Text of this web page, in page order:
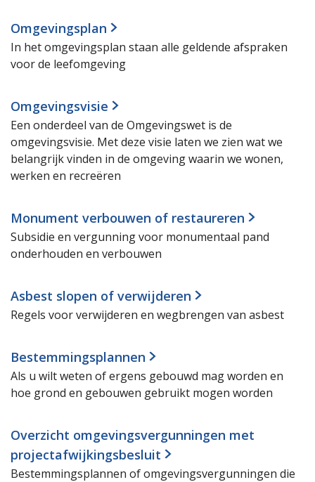
Omgevingsplan
In het omgevingsplan staan alle geldende afspraken
voor de leefomgeving
Omgevingsvisie
Een onderdeel van de Omgevingswet is de
omgevingsvisie. Met deze visie laten we zien wat we
belangrijk vinden in de omgeving waarin we wonen,
werken en recreëren
Monument verbouwen of restaureren
Subsidie en vergunning voor monumentaal pand
onderhouden en verbouwen
Asbest slopen of verwijderen
Regels voor verwijderen en wegbrengen van asbest
Bestemmingsplannen
Als u wilt weten of ergens gebouwd mag worden en
hoe grond en gebouwen gebruikt mogen worden
Overzicht omgevingsvergunningen met
projectafwijkingsbesluit
Bestemmingsplannen of omgevingsvergunningen die